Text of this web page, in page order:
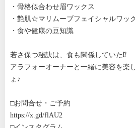
・骨格似合わせ眉ワックス
・艶肌☆マリムーブフェイシャルワッ
・食や健康の豆知識
若さ保つ秘訣は、食も関係していた⁉︎
アラフォーオーナーと一緒に美容を楽
ょ♪
□お問合せ・ご予約
https://x.gd/flAU2